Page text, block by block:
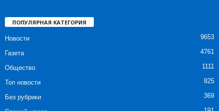
ПОПУЛЯРНАЯ КАТЕГОРИЯ
Новости 9653
Газета 4761
Общество 1111
Топ новости 825
Без рубрики 369